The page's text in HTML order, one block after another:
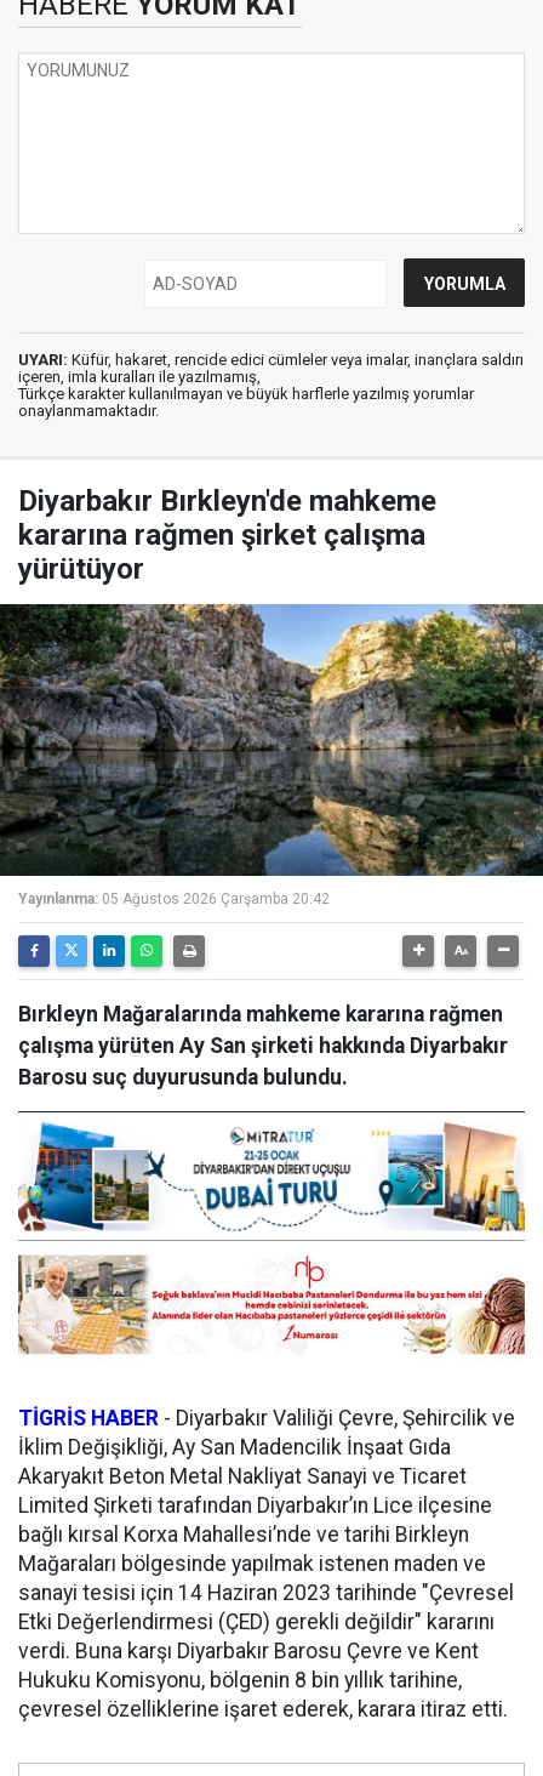
UYARI: Küfür, hakaret, rencide edici cümleler veya imalar, inançlara saldırı
içeren, imla kuralları ile yazılmamış,
Türkçe karakter kullanılmayan ve büyük harflerle yazılmış yorumlar
onaylanmamaktadır.
Diyarbakır Bırkleyn'de mahkeme
kararına rağmen şirket çalışma
yürütüyor
Yayınlanma: 05 Ağustos 2026 Çarşamba 20:42
Bırkleyn Mağaralarında mahkeme kararına rağmen
çalışma yürüten Ay San şirketi hakkında Diyarbakır
Barosu suç duyurusunda bulundu.
TİGRİS HABER - Diyarbakır Valiliği Çevre, Şehircilik ve
İklim Değişikliği, Ay San Madencilik İnşaat Gıda
Akaryakıt Beton Metal Nakliyat Sanayi ve Ticaret
Limited Şirketi tarafından Diyarbakır’ın Lice ilçesine
bağlı kırsal Korxa Mahallesi’nde ve tarihi Birkleyn
Mağaraları bölgesinde yapılmak istenen maden ve
sanayi tesisi için 14 Haziran 2023 tarihinde "Çevresel
Etki Değerlendirmesi (ÇED) gerekli değildir" kararını
verdi. Buna karşı Diyarbakır Barosu Çevre ve Kent
Hukuku Komisyonu, bölgenin 8 bin yıllık tarihine,
çevresel özelliklerine işaret ederek, karara itiraz etti.